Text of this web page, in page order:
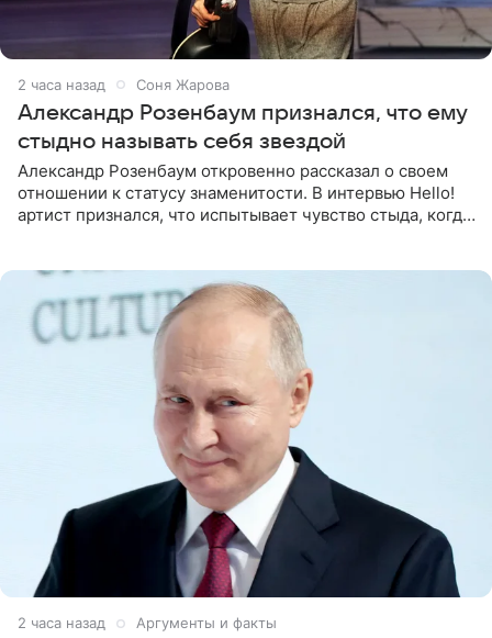
2 часа назад Соня Жарова
Александр Розенбаум признался, что ему
стыдно называть себя звездой
Александр Розенбаум откровенно рассказал о своем
отношении к статусу знаменитости. В интервью Hello!
артист признался, что испытывает чувство стыда, когда
2 часа назад Аргументы и факты